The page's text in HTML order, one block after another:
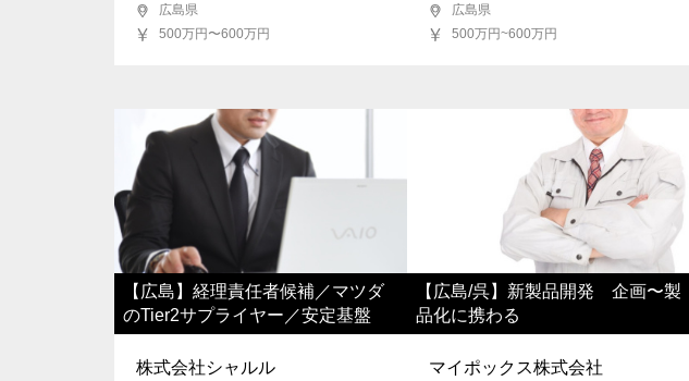
広島県
500万円〜600万円
広島県
500万円~600万円
【広島】経理責任者候補／マツダ
のTier2サプライヤー／安定基盤
株式会社シャルル
【広島/呉】新製品開発 企画〜製
品化に携わる
マイポックス株式会社